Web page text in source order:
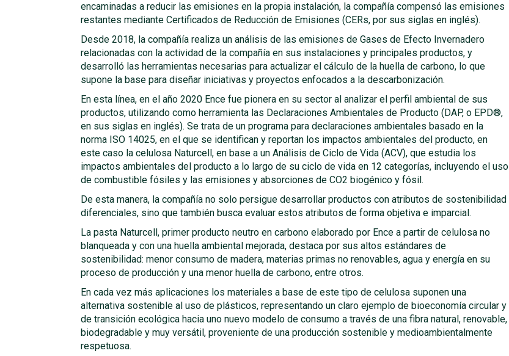
encaminadas a reducir las emisiones en la propia instalación, la compañía compensó las emisiones
restantes mediante Certificados de Reducción de Emisiones (CERs, por sus siglas en inglés).
Desde 2018, la compañía realiza un análisis de las emisiones de Gases de Efecto Invernadero
relacionadas con la actividad de la compañía en sus instalaciones y principales productos, y
desarrolló las herramientas necesarias para actualizar el cálculo de la huella de carbono, lo que
supone la base para diseñar iniciativas y proyectos enfocados a la descarbonización.
En esta línea, en el año 2020 Ence fue pionera en su sector al analizar el perfil ambiental de sus
productos, utilizando como herramienta las Declaraciones Ambientales de Producto (DAP, o EPD®,
en sus siglas en inglés). Se trata de un programa para declaraciones ambientales basado en la
norma ISO 14025, en el que se identifican y reportan los impactos ambientales del producto, en
este caso la celulosa Naturcell, en base a un Análisis de Ciclo de Vida (ACV), que estudia los
impactos ambientales del producto a lo largo de su ciclo de vida en 12 categorías, incluyendo el uso
de combustible fósiles y las emisiones y absorciones de CO2 biogénico y fósil.
De esta manera, la compañía no solo persigue desarrollar productos con atributos de sostenibilidad
diferenciales, sino que también busca evaluar estos atributos de forma objetiva e imparcial.
La pasta Naturcell, primer producto neutro en carbono elaborado por Ence a partir de celulosa no
blanqueada y con una huella ambiental mejorada, destaca por sus altos estándares de
sostenibilidad: menor consumo de madera, materias primas no renovables, agua y energía en su
proceso de producción y una menor huella de carbono, entre otros.
En cada vez más aplicaciones los materiales a base de este tipo de celulosa suponen una
alternativa sostenible al uso de plásticos, representando un claro ejemplo de bioeconomía circular y
de transición ecológica hacia uno nuevo modelo de consumo a través de una fibra natural, renovable,
biodegradable y muy versátil, proveniente de una producción sostenible y medioambientalmente
respetuosa.